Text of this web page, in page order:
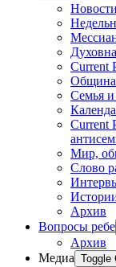
Новости
Current
Община
Семья и
Current
Мир,
Слово
Архив
Вопросы ребе
Архив
Медиа Toggle